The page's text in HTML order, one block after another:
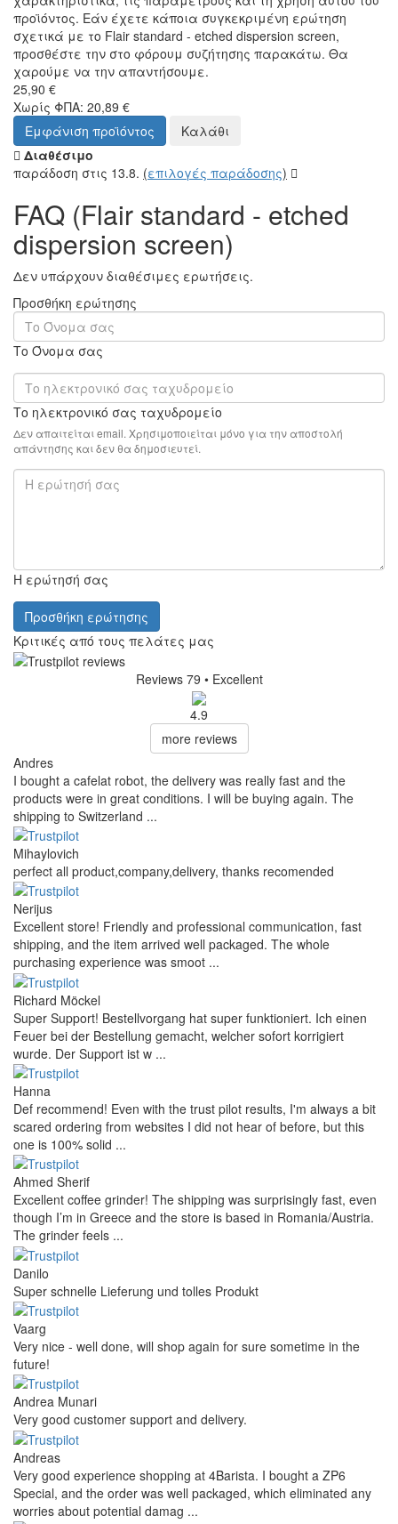
προϊόντος. Εάν έχετε κάποια συγκεκριμένη ερώτηση
σχετικά με το Flair standard - etched dispersion screen,
προσθέστε την στο φόρουμ συζήτησης παρακάτω. Θα
χαρούμε να την απαντήσουμε.
25,90 €
Χωρίς ΦΠΑ: 20,89 €
Εμφάνιση προϊόντος
Καλάθι
Διαθέσιμο
παράδοση στις 13.8. (επιλογές παράδοσης)
FAQ (Flair standard - etched
dispersion screen)
Δεν υπάρχουν διαθέσιμες ερωτήσεις.
Προσθήκη ερώτησης
Το Όνομα σας
Το ηλεκτρονικό σας ταχυδρομείο
Δεν απαιτείται email. Χρησιμοποιείται μόνο για την αποστολή
απάντησης και δεν θα δημοσιευτεί.
Η ερώτησή σας
Προσθήκη ερώτησης
Κριτικές από τους πελάτες μας
Reviews 79 • Excellent
4.9
more reviews
Andres
I bought a cafelat robot, the delivery was really fast and the
products were in great conditions. I will be buying again. The
shipping to Switzerland ...
Mihaylovich
perfect all product,company,delivery, thanks recomended
Nerijus
Excellent store! Friendly and professional communication, fast
shipping, and the item arrived well packaged. The whole
purchasing experience was smoot ...
Richard Möckel
Super Support! Bestellvorgang hat super funktioniert. Ich einen
Feuer bei der Bestellung gemacht, welcher sofort korrigiert
wurde. Der Support ist w ...
Hanna
Def recommend! Even with the trust pilot results, I'm always a bit
scared ordering from websites I did not hear of before, but this
one is 100% solid ...
Ahmed Sherif
Excellent coffee grinder! The shipping was surprisingly fast, even
though I’m in Greece and the store is based in Romania/Austria.
The grinder feels ...
Danilo
Super schnelle Lieferung und tolles Produkt
Vaarg
Very nice - well done, will shop again for sure sometime in the
future!
Andrea Munari
Very good customer support and delivery.
Andreas
Very good experience shopping at 4Barista. I bought a ZP6
Special, and the order was well packaged, which eliminated any
worries about potential damag ...